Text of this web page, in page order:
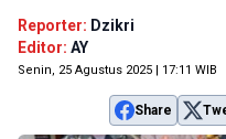
Reporter: Dzikri
Editor: AY
Senin, 25 Agustus 2025 | 17:11 WIB
Share